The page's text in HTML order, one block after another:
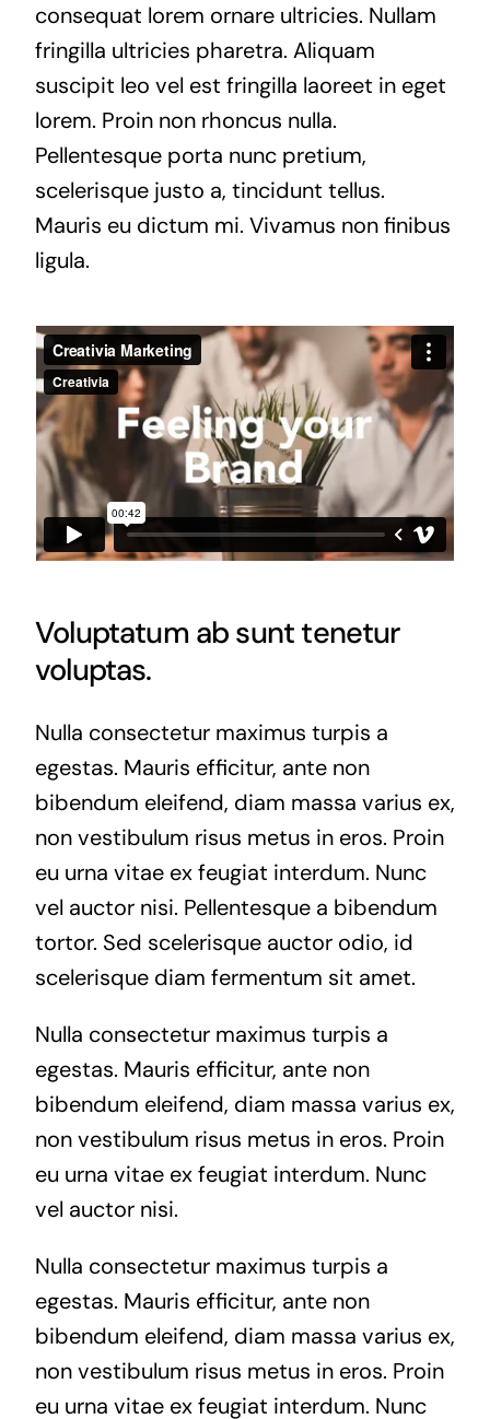
consequat lorem ornare ultricies. Nullam
fringilla ultricies pharetra. Aliquam
suscipit leo vel est fringilla laoreet in eget
lorem. Proin non rhoncus nulla.
Pellentesque porta nunc pretium,
scelerisque justo a, tincidunt tellus.
Mauris eu dictum mi. Vivamus non finibus
ligula.
Voluptatum ab sunt tenetur
voluptas.
Nulla consectetur maximus turpis a
egestas. Mauris efficitur, ante non
bibendum eleifend, diam massa varius ex,
non vestibulum risus metus in eros. Proin
eu urna vitae ex feugiat interdum. Nunc
vel auctor nisi. Pellentesque a bibendum
tortor. Sed scelerisque auctor odio, id
scelerisque diam fermentum sit amet.
Nulla consectetur maximus turpis a
egestas. Mauris efficitur, ante non
bibendum eleifend, diam massa varius ex,
non vestibulum risus metus in eros. Proin
eu urna vitae ex feugiat interdum. Nunc
vel auctor nisi.
Nulla consectetur maximus turpis a
egestas. Mauris efficitur, ante non
bibendum eleifend, diam massa varius ex,
non vestibulum risus metus in eros. Proin
eu urna vitae ex feugiat interdum. Nunc